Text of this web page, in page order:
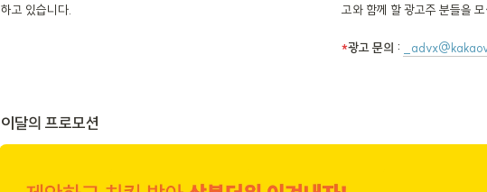
하고 있습니다.
고와 함께 할 광고주 분들을
*광고 문의 :
이달의 프로모션